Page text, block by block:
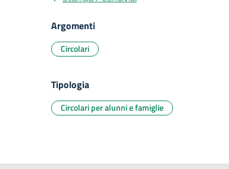
Argomenti
Circolari
Tipologia
Circolari per alunni e famiglie